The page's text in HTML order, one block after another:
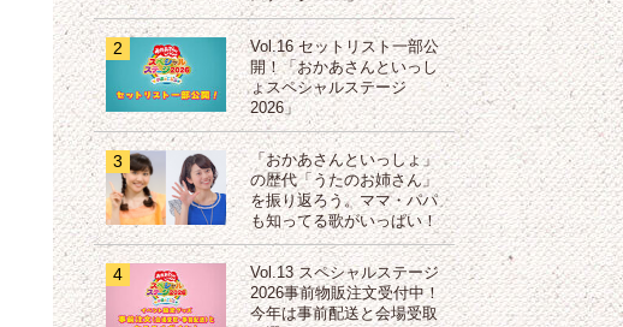
2
Vol.16 セットリスト一部公
開！「おかあさんといっし
ょスペシャルステージ
2026」
3
「おかあさんといっしょ」
の歴代「うたのお姉さん」
を振り返ろう。ママ・パパ
も知ってる歌がいっぱい！
4
Vol.13 スペシャルステージ
2026事前物販注文受付中！
今年は事前配送と会場受取